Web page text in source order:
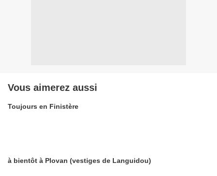
Vous aimerez aussi
Toujours en Finistère
à bientôt à Plovan (vestiges de Languidou)